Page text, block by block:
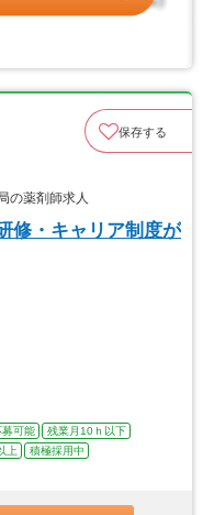
保存する
薬剤師求人
修・キャリア制度が
募可能
残業月10ｈ以下
上
積極採用中